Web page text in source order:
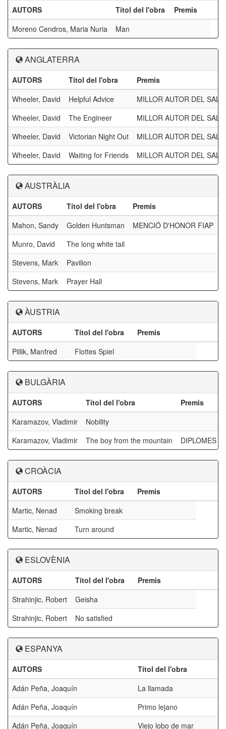
AUTORS Títol del l'obra
Premis
Moreno Cendros, Maria Nuria
Man
ANGLATERRA
AUTORS Títol del l'obra
Premis
Wheeler, David
Helpful Advice
MILLOR AUTOR DEL SALÓ
Wheeler, David
The Engineer
MILLOR AUTOR DEL SALÓ
Wheeler, David
Victorian Night Out
MILLOR AUTOR DEL SALÓ
Wheeler, David
Waiting for Friends MILLOR AUTOR DEL SALÓ
AUSTRÀLIA
AUTORS Títol del l'obra
Premis
Mahon, Sandy
Golden Huntsman
MENCIÓ D'HONOR FIAP
Munro, David
The long white tail
Stevens, Mark
Pavilion
Stevens, Mark
Prayer Hall
ÀUSTRIA
AUTORS Títol del l'obra
Premis
Pillik, Manfred
Flottes Spiel
BULGÀRIA
AUTORS Títol del l'obra
Premis
Karamazov, Vladimir
Nobility
Karamazov, Vladimir
The boy from the mountain DIPLOMES
CROÀCIA
AUTORS Títol del l'obra
Premis
Martic, Nenad
Smoking break
Martic, Nenad
Turn around
ESLOVÈNIA
AUTORS Títol del l'obra
Premis
Strahinjic, Robert
Geisha
Strahinjic, Robert
No satisfied
ESPANYA
AUTORS
Títol del l'obra
Adán Peña, Joaquín
La llamada
Adán Peña, Joaquín
Primo lejano
Adán Peña, Joaquín
Viejo lobo de mar